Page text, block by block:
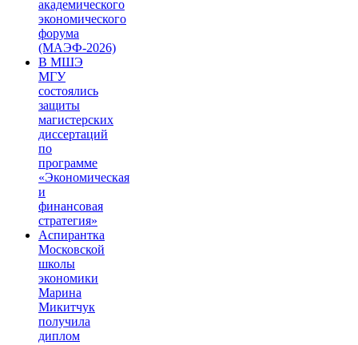
академического
экономического
форума
(МАЭФ-2026)
В МШЭ
МГУ
состоялись
защиты
магистерских
диссертаций
по
программе
«Экономическая
и
финансовая
стратегия»
Аспирантка
Московской
школы
экономики
Марина
Микитчук
получила
диплом